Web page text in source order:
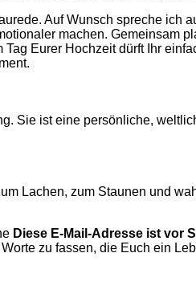
Auf Wunsch spreche
machen. Gemeinsam
Eurer Hochzeit dürft Ihr
Sie ist eine persönliche,
Lachen, zum Staunen und
Diese E-Mail-Adresse ist vor
zu fassen, die Euch ein